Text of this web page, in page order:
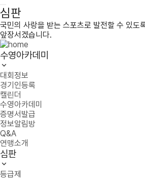
심판
국민의 사랑을 받는 스포츠로 발전할 수 있도
앞장서겠습니다.
수영아카데미
대회정보
경기인등록
캘린더
수영아카데미
증명서발급
정보알림방
Q&A
연맹소개
심판
등급제